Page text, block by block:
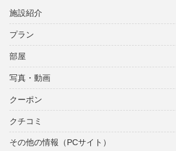
施設紹介
プラン
部屋
写真・動画
クーポン
クチコミ
その他の情報（PCサイト）